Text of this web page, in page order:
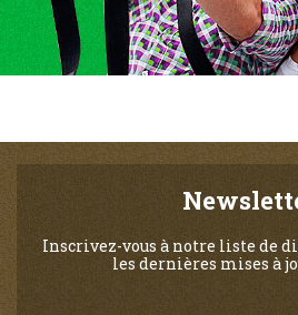
Inscrivez-vous à notre liste de
les dernières mises à